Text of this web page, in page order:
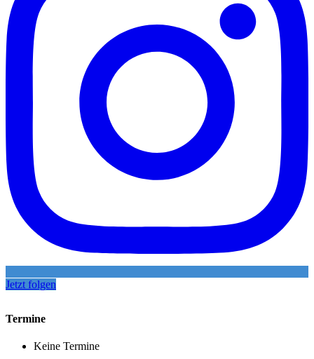
Jetzt folgen
Termine
Keine Termine